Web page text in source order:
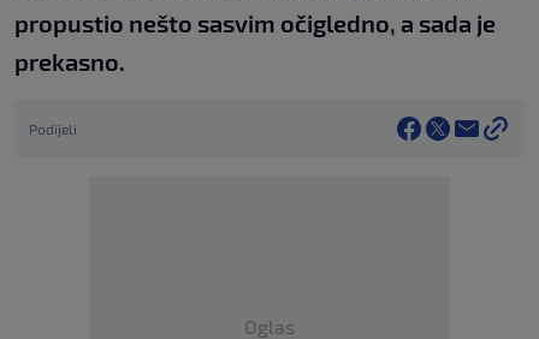
propustio nešto sasvim očigledno, a sada je
prekasno.
Podijeli
Oglas